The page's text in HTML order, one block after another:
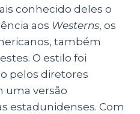
conhecido deles o
aos Westerns, os
também
O estilo foi
pelos diretores
uma versão
estadunidenses. Com